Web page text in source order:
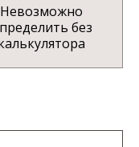
Невозможно
без